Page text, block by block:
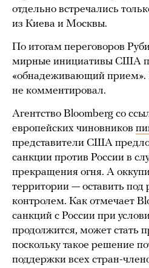
отдельно встречались
из Киева и Москвы.
По итогам переговоров
мирные инициативы США
«обнадеживающий прием».
не комментировал.
Агентство Bloomberg со
европейских чиновников
представители США
санкции против России в
прекращения огня. А
территории — оставить под
контролем. Как отмечает
санкций с России при
продолжится, может стать
поскольку такое решение
поддержки всех стран-